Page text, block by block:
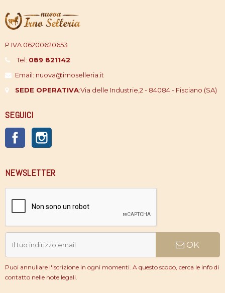
P.IVA 06200620653
Tel: 089 821142
Email: nuova@irnoselleria.it
SEDE OPERATIVA:Via delle Industrie,2 - 84084 - Fisciano (SA)
SEGUICI
Facebook
NEWSLETTER
OK
Puoi annullare l'iscrizione in ogni momenti. A questo scopo, cerca le info di
contatto nelle note legali.